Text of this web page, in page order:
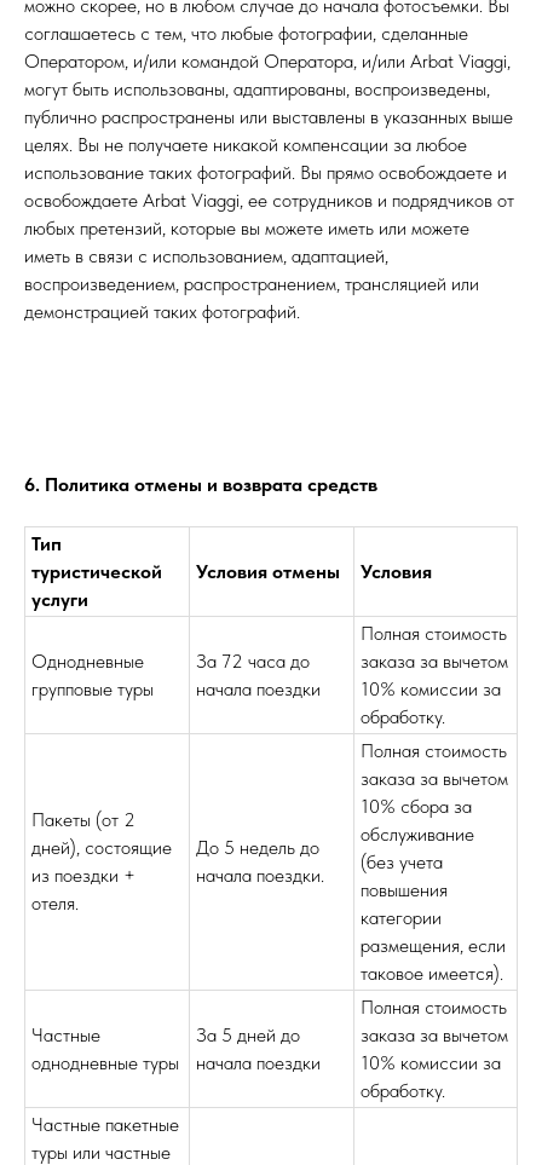
можно скорее, но в любом случае до начала фотосъемки. Вы
соглашаетесь с тем, что любые фотографии, сделанные
Оператором, и/или командой Оператора, и/или Arbat Viaggi,
могут быть использованы, адаптированы, воспроизведены,
публично распространены или выставлены в указанных выше
целях. Вы не получаете никакой компенсации за любое
использование таких фотографий. Вы прямо освобождаете и
освобождаете Arbat Viaggi, ее сотрудников и подрядчиков от
любых претензий, которые вы можете иметь или можете
иметь в связи с использованием, адаптацией,
воспроизведением, распространением, трансляцией или
демонстрацией таких фотографий.
6. Политика отмены и возврата средств
Тип
туристической
услуги
Условия отмены Условия
Однодневные
групповые туры
За 72 часа до
начала поездки
Полная стоимость
заказа за вычетом
10% комиссии за
обработку.
Пакеты (от 2
дней), состоящие
из поездки +
отеля.
До 5 недель до
начала поездки.
Полная стоимость
заказа за вычетом
10% сбора за
обслуживание
(без учета
повышения
категории
размещения, если
таковое имеется).
Частные
однодневные туры
За 5 дней до
начала поездки
Полная стоимость
заказа за вычетом
10% комиссии за
обработку.
Частные пакетные
туры или частные